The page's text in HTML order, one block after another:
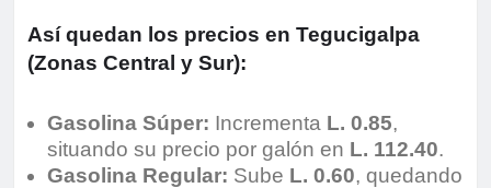
Así quedan los precios en Tegucigalpa
(Zonas Central y Sur):
Gasolina Súper: Incrementa L. 0.85,
situando su precio por galón en L. 112.40.
Gasolina Regular: Sube L. 0.60, quedando